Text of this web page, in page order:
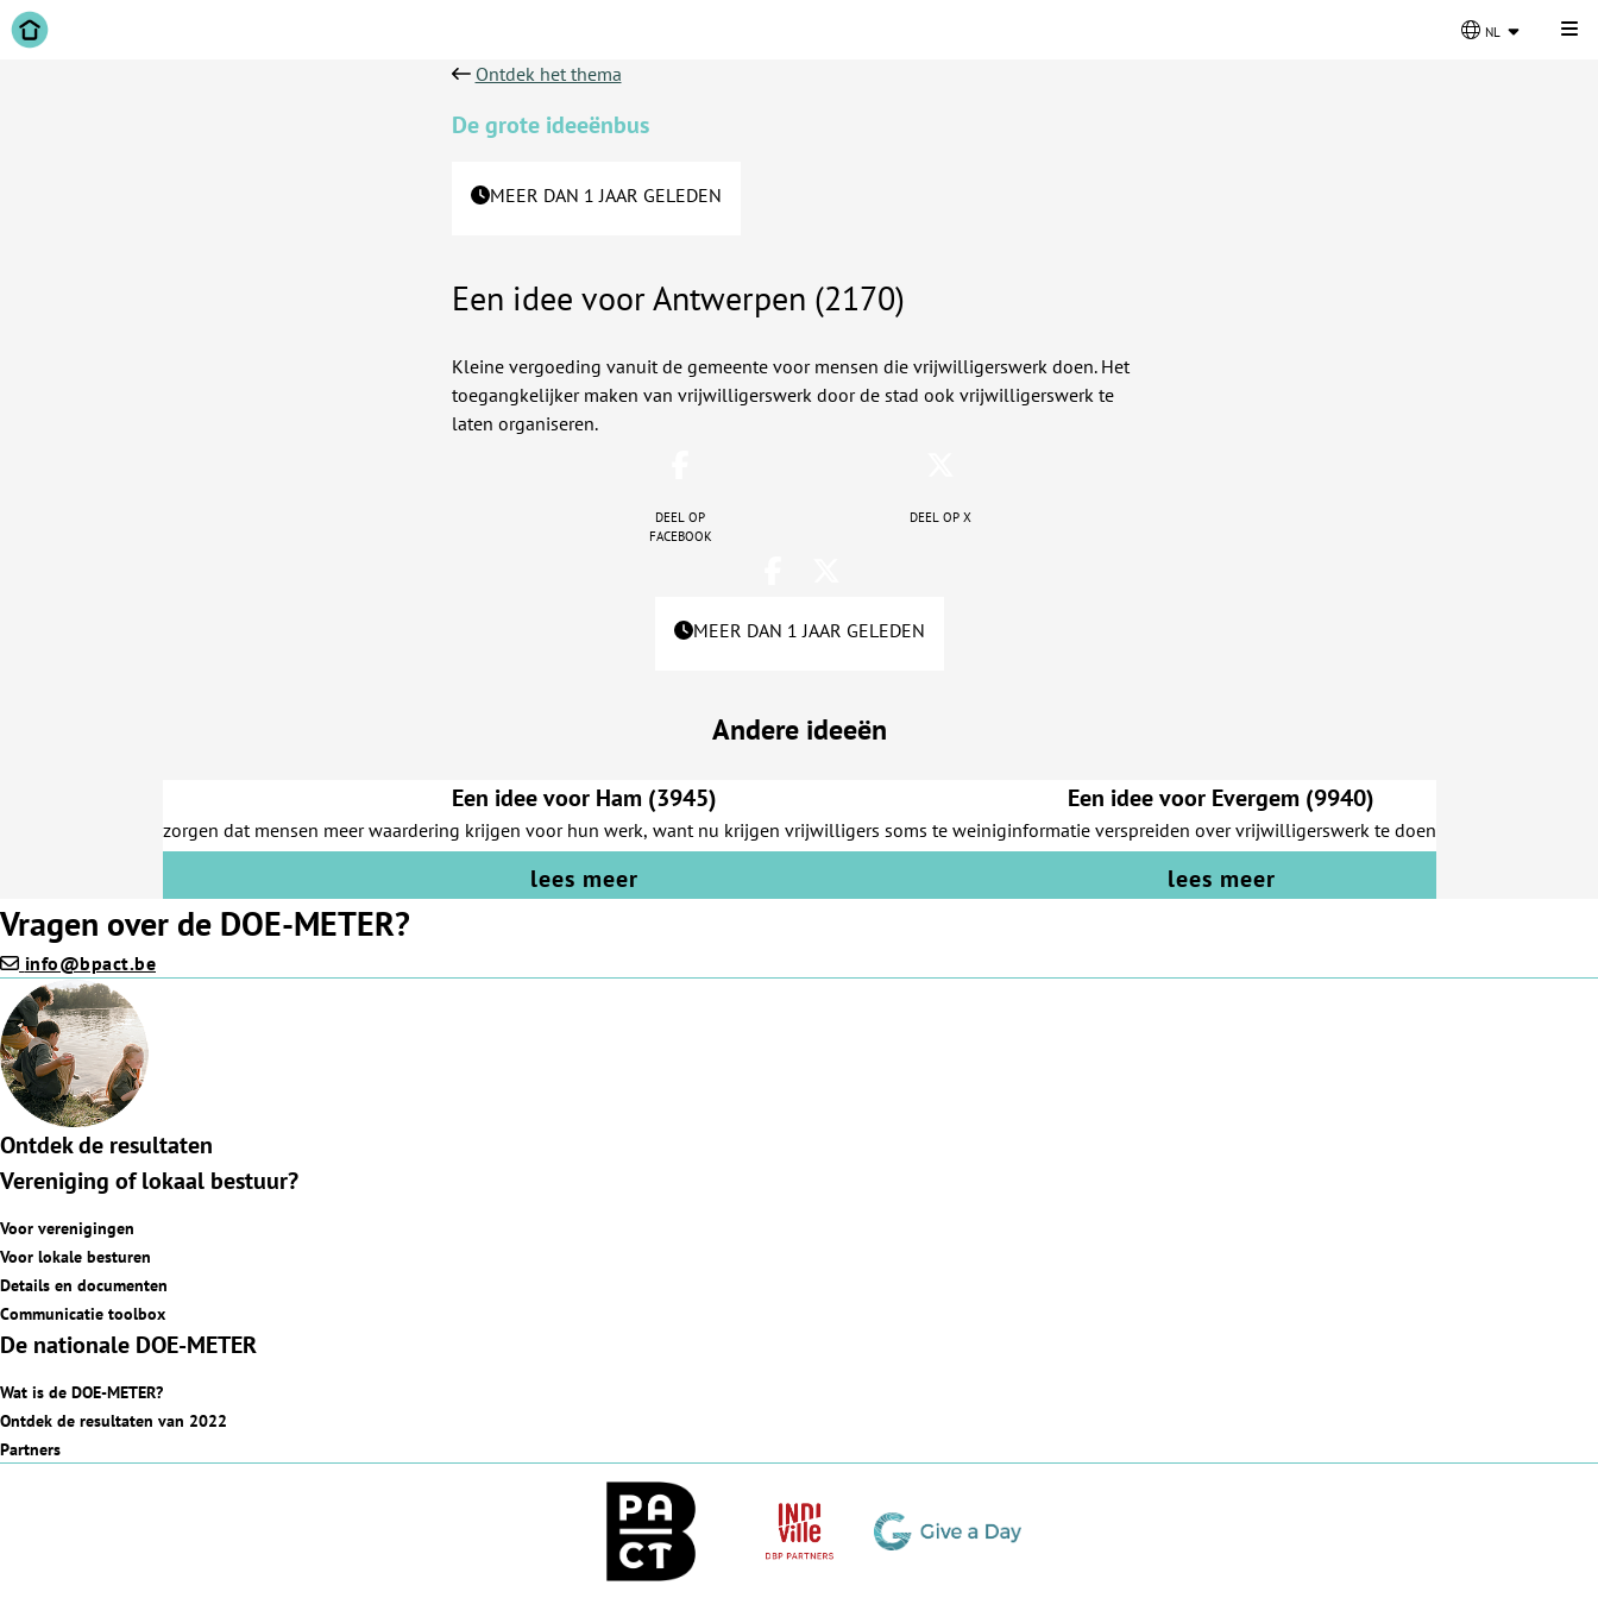
nl
Ontdek het thema
De grote ideeënbus
MEER DAN 1 JAAR GELEDEN
Een idee voor Antwerpen (2170)
Kleine vergoeding vanuit de gemeente voor mensen die vrijwilligerswerk doen. Het
toegangkelijker maken van vrijwilligerswerk door de stad ook vrijwilligerswerk te
laten organiseren.
Deel op
facebook
Deel op X
MEER DAN 1 JAAR GELEDEN
Andere ideeën
Een idee voor Ham (3945)
zorgen dat mensen meer waardering krijgen voor hun werk, want nu krijgen vrijwilligers soms te weinig
lees meer
Een idee voor Evergem (9940)
informatie verspreiden over vrijwilligerswerk te doen
lees meer
Vragen over de DOE-METER?
info@bpact.be
Ontdek de resultaten
Vereniging of lokaal bestuur?
Voor verenigingen
Voor lokale besturen
Details en documenten
Communicatie toolbox
De nationale DOE-METER
Wat is de DOE-METER?
Ontdek de resultaten van 2022
Partners